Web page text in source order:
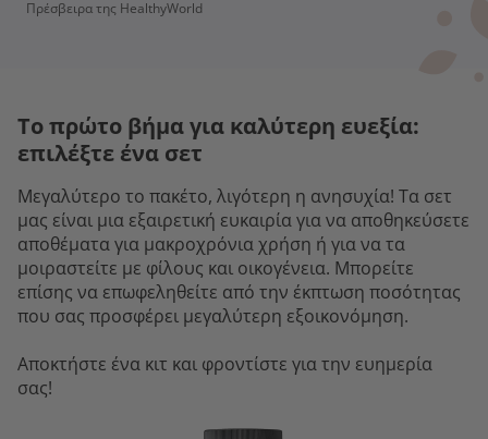
Πρέσβειρα της HealthyWorld
Το πρώτο βήμα για καλύτερη ευεξία:
επιλέξτε ένα σετ
Μεγαλύτερο το πακέτο, λιγότερη η ανησυχία! Τα σετ
μας είναι μια εξαιρετική ευκαιρία για να αποθηκεύσετε
αποθέματα για μακροχρόνια χρήση ή για να τα
μοιραστείτε με φίλους και οικογένεια. Μπορείτε
επίσης να επωφεληθείτε από την έκπτωση ποσότητας
που σας προσφέρει μεγαλύτερη εξοικονόμηση.
Αποκτήστε ένα κιτ και φροντίστε για την ευημερία
σας!